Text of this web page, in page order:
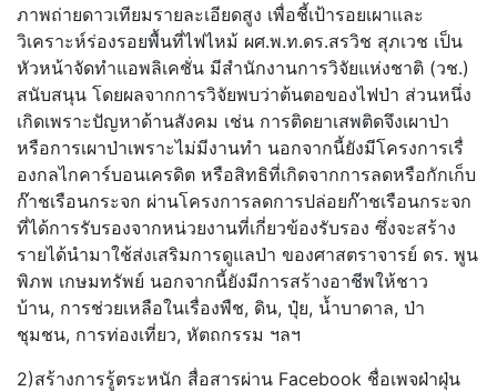
ภาพถ่ายดาวเทียมรายละเอียดสูง เพื่อชี้เป้ารอยเผาและ
วิเคราะห์ร่องรอยพื้นที่ไฟไหม้ ผศ.พ.ท.ดร.สรวิช สุภเวช เป็น
หัวหน้าจัดทำแอพลิเคชั่น มีสำนักงานการวิจัยแห่งชาติ (วช.)
สนับสนุน โดยผลจากการวิจัยพบว่าต้นตอของไฟป่า ส่วนหนึ่ง
เกิดเพราะปัญหาด้านสังคม เช่น การติดยาเสพติดจึงเผาป่า
หรือการเผาป่าเพราะไม่มีงานทำ นอกจากนี้ยังมีโครงการเรื่
องกลไกคาร์บอนเครดิต หรือสิทธิที่เกิดจากการลดหรือกักเก็บ
ก๊าชเรือนกระจก ผ่านโครงการลดการปล่อยก๊าชเรือนกระจก
ที่ได้การรับรองจากหน่วยงานที่เกี่ยวข้องรับรอง ซึ่งจะสร้าง
รายได้นำมาใช้ส่งเสริมการดูแลป่า ของศาสตราจารย์ ดร. พูน
พิภพ เกษมทรัพย์ นอกจากนี้ยังมีการสร้างอาชีพให้ชาว
บ้าน, การช่วยเหลือในเรื่องพืช, ดิน, ปุ๋ย, น้ำบาดาล, ป่า
ชุมชน, การท่องเที่ยว, หัตถกรรม ฯลฯ
2)สร้างการรู้ตระหนัก สื่อสารผ่าน Facebook ชื่อเพจฝ่าฝุ่น